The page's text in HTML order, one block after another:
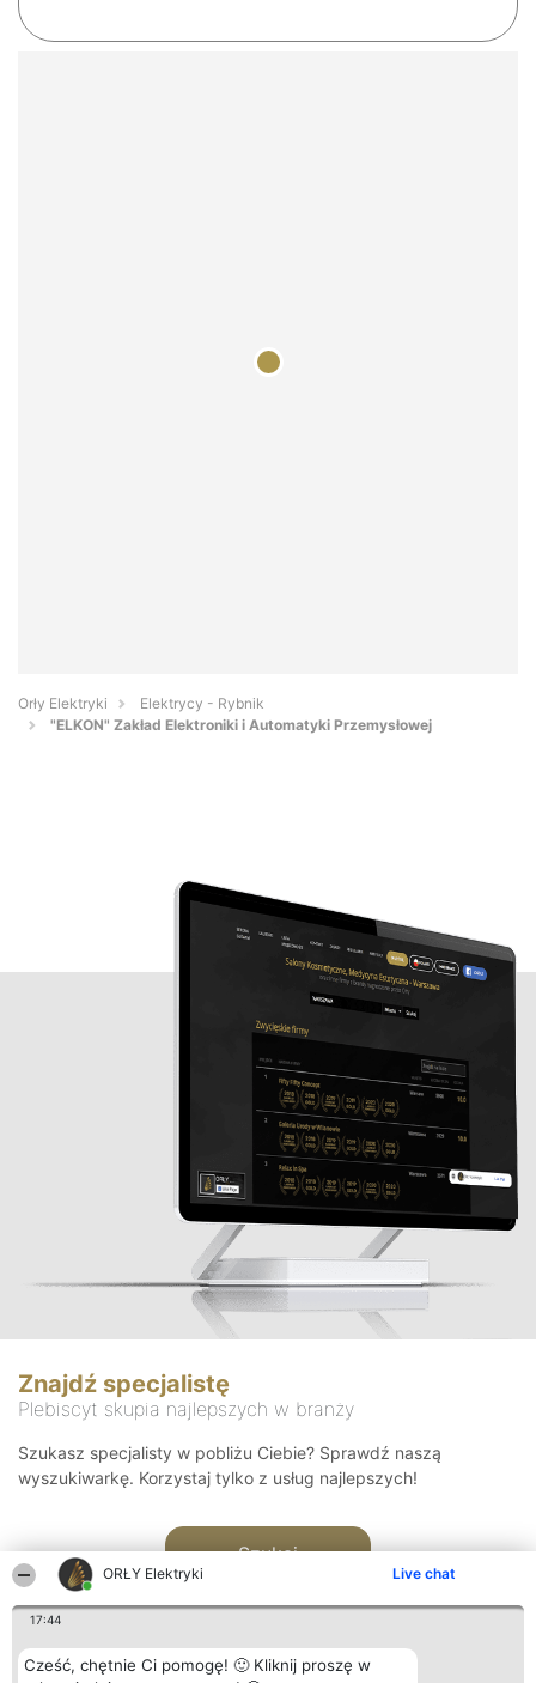
ORŁY Elektryki Live chat
17:44
Cześć, chętnie Ci pomogę! 🙂 Kliknij proszę w
Orły Elektryki
Elektrycy - Rybnik
"ELKON" Zakład Elektroniki i Automatyki Przemysłowej
Znajdź specjalistę
Plebiscyt skupia najlepszych w branży
Szukasz specjalisty w pobliżu Ciebie? Sprawdź naszą
wyszukiwarkę. Korzystaj tylko z usług najlepszych!
Szukaj